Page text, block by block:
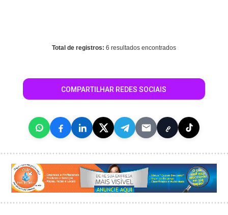
Total de registros: 6 resultados encontrados
COMPARTILHAR REDES SOCIAIS